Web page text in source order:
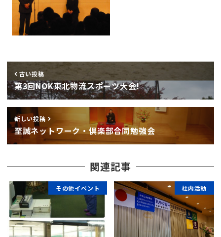
古い投稿
第3回NOK東北物流スポーツ大会!
新しい投稿
至誠ネットワーク・倶楽部合同勉強会
関連記事
その他イベント 社内活動